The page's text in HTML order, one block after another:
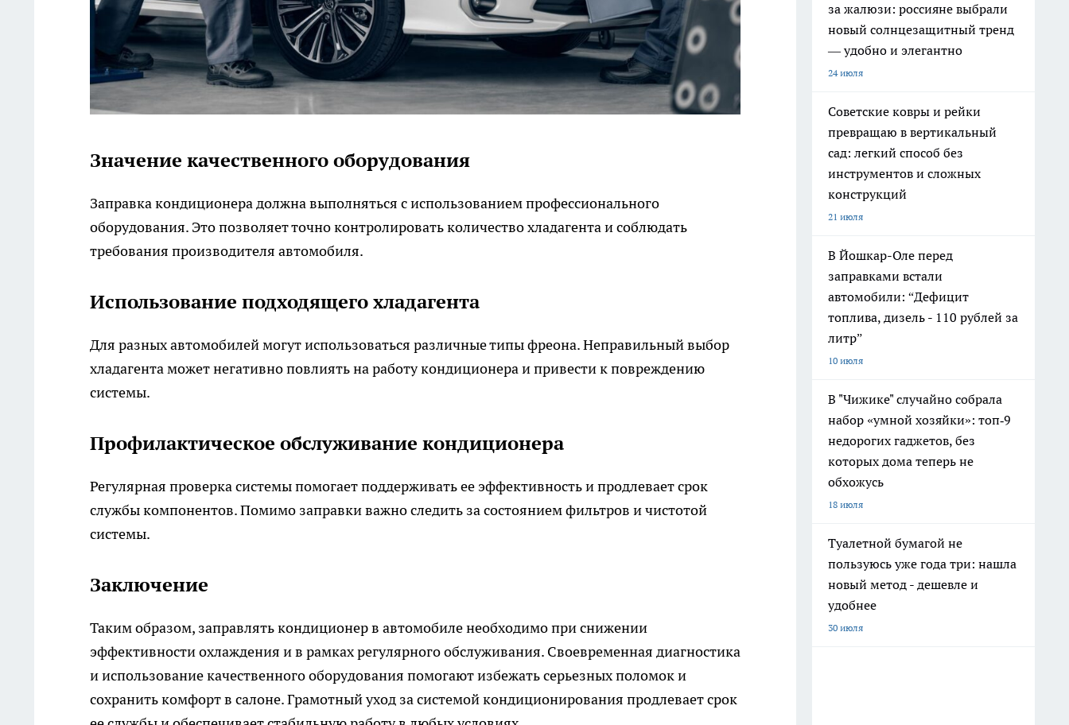
Значение качественного оборудования
Заправка кондиционера должна выполняться с использованием профессионального
оборудования. Это позволяет точно контролировать количество хладагента и соблюдать
требования производителя автомобиля.
Использование подходящего хладагента
Для разных автомобилей могут использоваться различные типы фреона. Неправильный выбор
хладагента может негативно повлиять на работу кондиционера и привести к повреждению
системы.
Профилактическое обслуживание кондиционера
Регулярная проверка системы помогает поддерживать ее эффективность и продлевает срок
службы компонентов. Помимо заправки важно следить за состоянием фильтров и чистотой
системы.
Заключение
Таким образом, заправлять кондиционер в автомобиле необходимо при снижении
эффективности охлаждения и в рамках регулярного обслуживания. Своевременная диагностика
и использование качественного оборудования помогают избежать серьезных поломок и
сохранить комфорт в салоне. Грамотный уход за системой кондиционирования продлевает срок
за жалюзи: россияне выбрали
новый солнцезащитный тренд
— удобно и элегантно
24 июля
Советские ковры и рейки
превращаю в вертикальный
сад: легкий способ без
инструментов и сложных
конструкций
21 июля
В Йошкар-Оле перед
заправками встали
автомобили: “Дефицит
топлива, дизель - 110 рублей за
литр”
10 июля
В "Чижике" случайно собрала
набор «умной хозяйки»: топ‑9
недорогих гаджетов, без
которых дома теперь не
обхожусь
18 июля
Туалетной бумагой не
пользуюсь уже года три: нашла
новый метод - дешевле и
удобнее
30 июля